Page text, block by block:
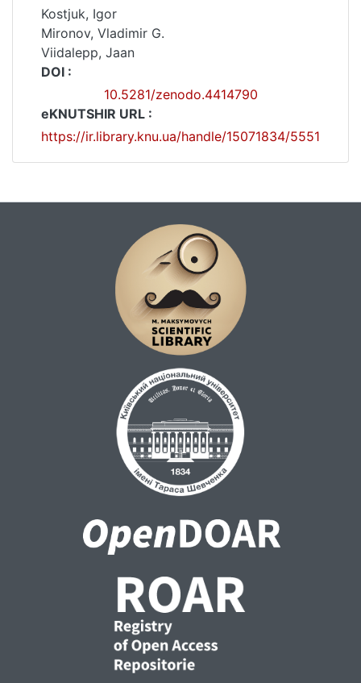
Kostjuk, Igor
Mironov, Vladimir G.
Viidalepp, Jaan
DOI :
10.5281/zenodo.4414790
eKNUTSHIR URL :
https://ir.library.knu.ua/handle/15071834/5551